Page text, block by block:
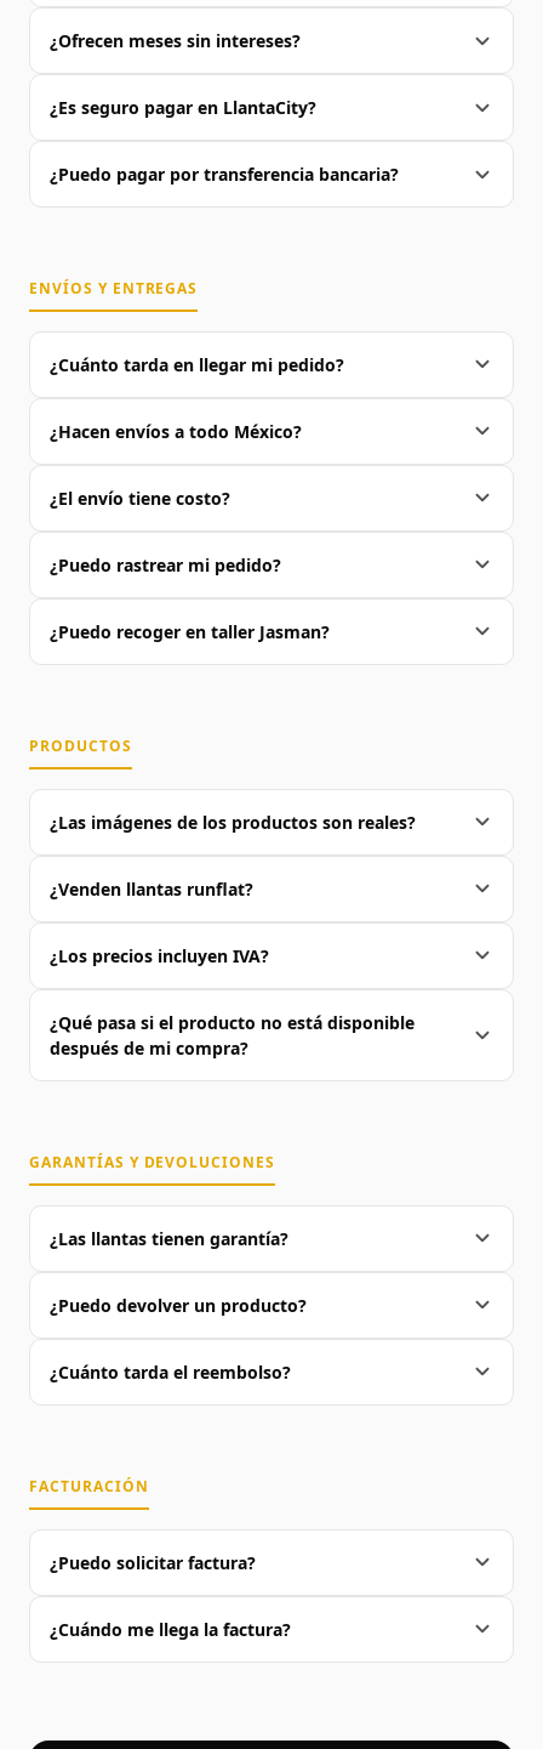
¿Ofrecen meses sin intereses?
¿Es seguro pagar en LlantaCity?
¿Puedo pagar por transferencia bancaria?
ENVÍOS Y ENTREGAS
¿Cuánto tarda en llegar mi pedido?
¿Hacen envíos a todo México?
¿El envío tiene costo?
¿Puedo rastrear mi pedido?
¿Puedo recoger en taller Jasman?
PRODUCTOS
¿Las imágenes de los productos son reales?
¿Venden llantas runflat?
¿Los precios incluyen IVA?
¿Qué pasa si el producto no está disponible
después de mi compra?
GARANTÍAS Y DEVOLUCIONES
¿Las llantas tienen garantía?
¿Puedo devolver un producto?
¿Cuánto tarda el reembolso?
FACTURACIÓN
¿Puedo solicitar factura?
¿Cuándo me llega la factura?